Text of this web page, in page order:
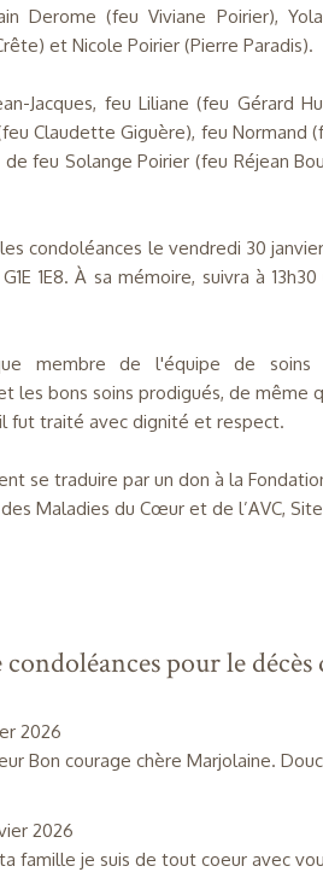
Derome (feu Viviane Poirier),
et Nicole Poirier (Pierre Paradis).
Jacques, feu Liliane (feu Gérard
Claudette Giguère), feu Normand
feu Solange Poirier (feu Réjean
condoléances le vendredi 30 janvier
1E8. À sa mémoire, suivra à
membre de l'équipe de soins
les bons soins prodigués, de même
fut traité avec dignité et respect.
se traduire par un don à la
Maladies du Cœur et de l’AVC,
condoléances pour le
2026
Bon courage chère Marjolaine.
2026
famille je suis de tout coeur avec